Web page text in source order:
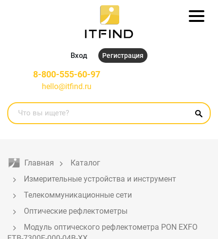
Вход Регистрация
8-800-555-60-97
hello@itfind.ru
Главная
Каталог
Измерительные устройства и инструмент
Телекоммуникационные сети
Оптические рефлектометры
Модуль оптического рефлектометра PON EXFO